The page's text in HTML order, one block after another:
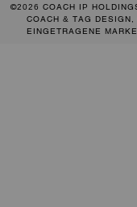
©2026 COACH IP
COACH & TAG
EINGETRAGENE